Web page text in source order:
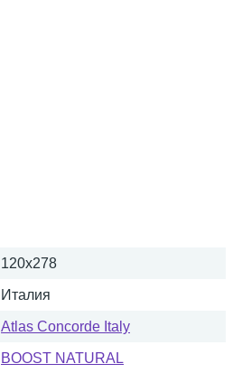
120x278
Италия
Atlas Concorde Italy
BOOST NATURAL